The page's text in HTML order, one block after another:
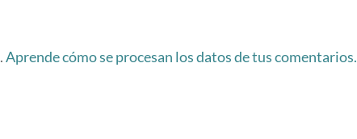
Aprende cómo se procesan los datos de tus comentarios.